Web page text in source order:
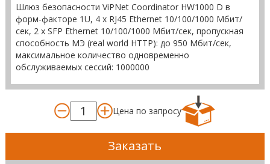
Шлюз безопасности ViPNet Coordinator HW1000 D в
форм-факторе 1U, 4 x RJ45 Ethernet 10/100/1000 Мбит/
сек, 2 x SFP Ethernet 10/100/1000 Мбит/сек, пропускная
способность МЭ (real world HTTP): до 950 Мбит/сек,
максимальное количество одновременно
обслуживаемых сессий: 1000000
Цена по запросу
Заказать